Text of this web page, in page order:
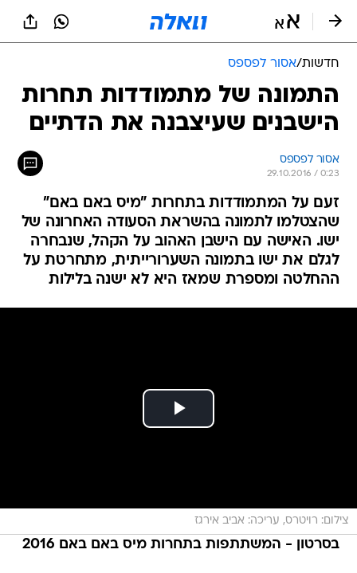
חדשות/אסור לפספס
התמונה של מתמודדות תחרות
הישבנים שעיצבנה את הדתיים
אסור לפספס
29.10.2016 / 0:23
זעם על המתמודדות בתחרות "מיס באם באם"
שהצטלמו לתמונה בהשראת הסעודה האחרונה של
ישו. האישה עם הישבן האהוב על הקהל, שנבחרה
לגלם את ישו בתמונה השערורייתית, מתחרטת על
ההחלטה ומספרת שמאז היא לא ישנה בלילות
צילום: רויטרס, עריכה: אביב אירגז
בסרטון - המשתתפות בתחרות מיס באם באם 2016